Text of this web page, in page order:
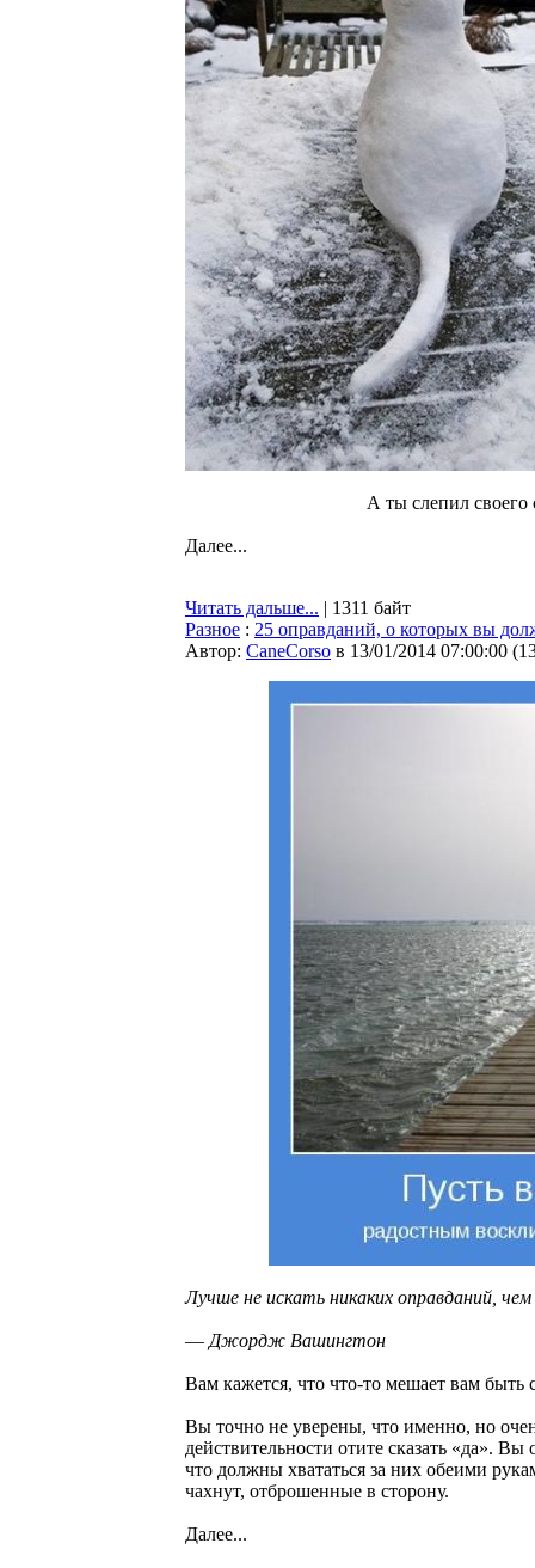
А ты слепил своего
Далее...
Читать дальше... | 1311 байт
Разное : 25 оправданий, о которых вы
Автор: CaneCorso в 13/01/2014 07:00:00 (
Лучше не искать никаких оправданий,
― Джордж Вашингтон
Вам кажется, что что-то мешает вам быть
Вы точно не уверены, что именно, но
действительности отите сказать «да».
что должны хвататься за них обеими
чахнут, отброшенные в сторону.
Далее...